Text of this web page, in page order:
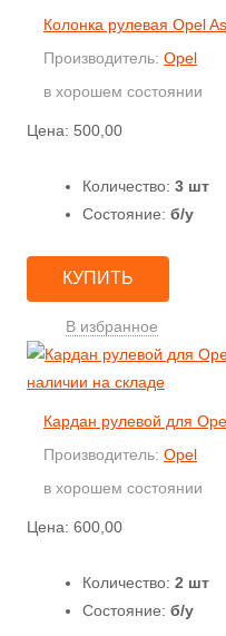
Колонка рулевая Opel
Производитель: Opel
в хорошем состоянии
Цена: 500,00
Количество: 3 шт
Состояние: б/у
КУПИТЬ
В избранное
Кардан рулевой для
Производитель: Opel
в хорошем состоянии
Цена: 600,00
Количество: 2 шт
Состояние: б/у